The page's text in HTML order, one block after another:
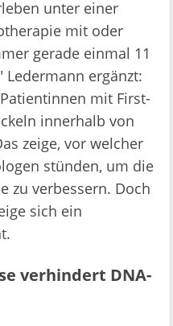
unter einer
mit oder
gerade einmal 11
ergänzt:
mit First-
innerhalb von
zeige, vor welcher
stünden, um die
zu verbessern. Doch
sich ein
verhindert DNA-